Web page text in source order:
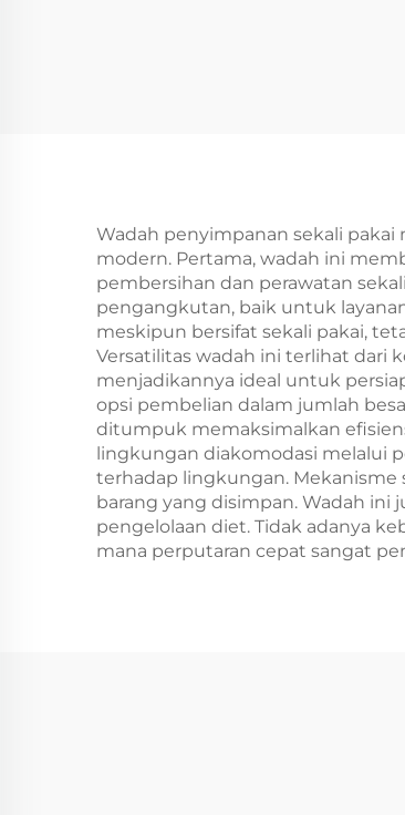
Wadah penyimpanan sekali
modern. Pertama, wadah ini
pembersihan dan perawatan
pengangkutan, baik untuk
meskipun bersifat sekali pakai,
Versatilitas wadah ini terlihat dari
menjadikannya ideal untuk
opsi pembelian dalam jumlah
ditumpuk memaksimalkan
lingkungan diakomodasi melalui
terhadap lingkungan. Mekanisme
barang yang disimpan. Wadah
pengelolaan diet. Tidak adanya
mana perputaran cepat sangat